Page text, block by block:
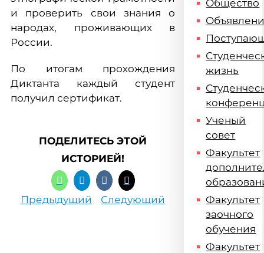
и проверить свои знания о
народах, проживающих в
России.
По итогам прохождения
Диктанта каждый студент
получил сертификат.
ПОДЕЛИТЕСЬ ЭТОЙ
ИСТОРИЕЙ!
Предыдущий Следующий
Общество
жизнь
Ученый
совет
Факультет
Факультет
заочного
обучения
Факультет